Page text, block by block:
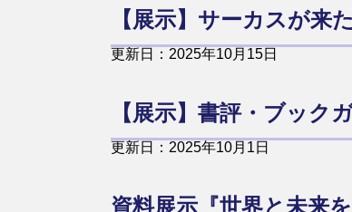
【展示】サーカスが来
更新日：2025年10月15日
【展示】書評・ブック
更新日：2025年10月1日
資料展示『世界と未来